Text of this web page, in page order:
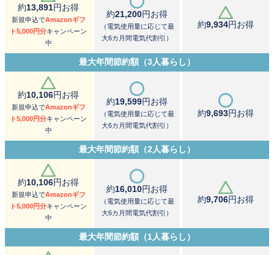
最大年間節約額（3人暮らし）
最大年間節約額（2人暮らし）
最大年間節約額（1人暮らし）
約13,891円お得
新規申込でAmazonギフ
ト5,000円分キャンペーン
中
約10,106円お得
新規申込でAmazonギフ
ト5,000円分キャンペーン
中
約10,106円お得
新規申込でAmazonギフ
ト5,000円分キャンペーン
中
約21,200円お得
（電気使用量に応じて最
大6カ月間電気代割引）
約19,599円お得
（電気使用量に応じて最
大6カ月間電気代割引）
約16,010円お得
（電気使用量に応じて最
大6カ月間電気代割引）
約9,934円お得
約9,693円お得
約9,706円お得